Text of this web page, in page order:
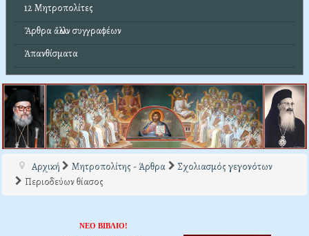
12 Μητροπολίτες
Ἄρθρα ἄλλων συγγραφέων
Ἀπανθίσματα
Αρχική Μητροπολίτης - Άρθρα
Σχολιασμός γεγονότων
Περιοδεύων θίασος
ΝΕΟ ΒΙΒΛΙΟ!